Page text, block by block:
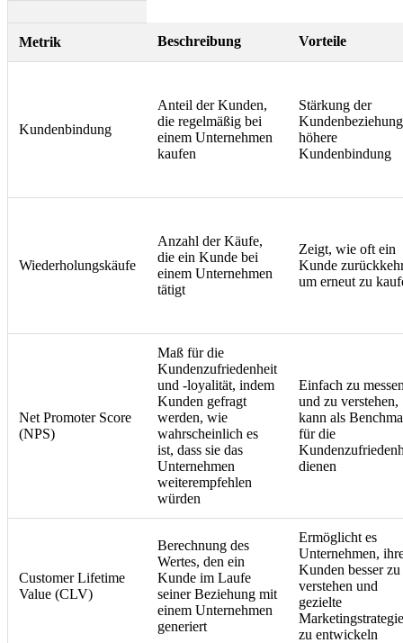
Metrik Beschreibung Vorteile
Kundenbindung
Anteil der Kunden,
die regelmäßig bei
einem Unternehmen
kaufen
Stärkung der
höhere
Kundenbindung
Wiederholungskäufe
Anzahl der Käufe,
die ein Kunde bei
einem Unternehmen
tätigt
Zeigt, wie oft ein
Kunde
um erneut zu
Net Promoter Score
(NPS)
Maß für die
Kundenzufriedenheit
und -loyalität, indem
Kunden gefragt
werden, wie
wahrscheinlich es
ist, dass sie das
Unternehmen
weiterempfehlen
würden
Einfach zu
und zu verstehen,
kann als
für die
dienen
Customer Lifetime
Value (CLV)
Berechnung des
Wertes, den ein
Kunde im Laufe
seiner Beziehung mit
einem Unternehmen
generiert
Ermöglicht es
Unternehmen,
Kunden besser zu
verstehen und
gezielte
zu entwickeln